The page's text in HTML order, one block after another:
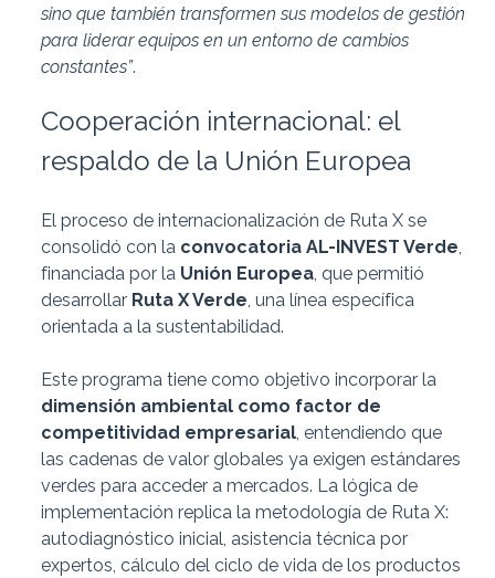
sino que también transformen sus modelos de gestión
para liderar equipos en un entorno de cambios
constantes”.
Cooperación internacional: el
respaldo de la Unión Europea
El proceso de internacionalización de Ruta X se
consolidó con la convocatoria AL-INVEST Verde,
financiada por la Unión Europea, que permitió
desarrollar Ruta X Verde, una línea específica
orientada a la sustentabilidad.
Este programa tiene como objetivo incorporar la
dimensión ambiental como factor de
competitividad empresarial, entendiendo que
las cadenas de valor globales ya exigen estándares
verdes para acceder a mercados. La lógica de
implementación replica la metodología de Ruta X:
autodiagnóstico inicial, asistencia técnica por
expertos, cálculo del ciclo de vida de los productos